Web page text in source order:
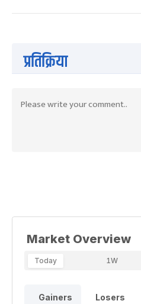
प्रतिक्रिया